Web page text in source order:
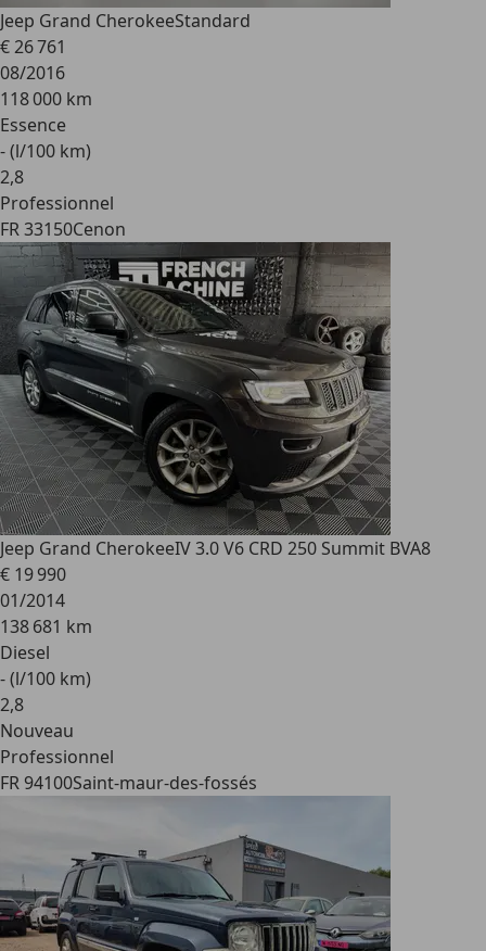
Jeep Grand CherokeeStandard
€ 26 761
08/2016
118 000 km
Essence
- (l/100 km)
2,8
Professionnel
FR 33150Cenon
Jeep Grand CherokeeIV 3.0 V6 CRD 250 Summit BVA8
€ 19 990
01/2014
138 681 km
Diesel
- (l/100 km)
2,8
Nouveau
Professionnel
FR 94100Saint-maur-des-fossés